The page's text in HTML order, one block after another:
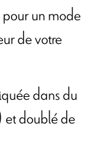
un mode
de votre
dans du
et doublé de